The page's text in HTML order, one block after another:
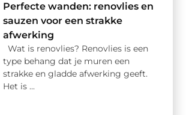
Perfecte wanden: renovlies en
sauzen voor een strakke
afwerking
Wat is renovlies? Renovlies is een
type behang dat je muren een
strakke en gladde afwerking geeft.
Het is ...